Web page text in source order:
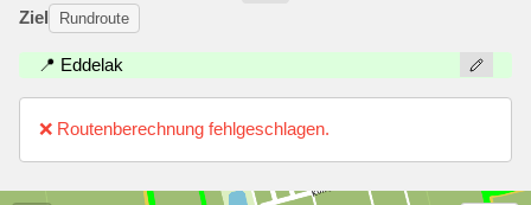
Ziel Rundroute
📍 Eddelak
❌ Routenberechnung fehlgeschlagen.